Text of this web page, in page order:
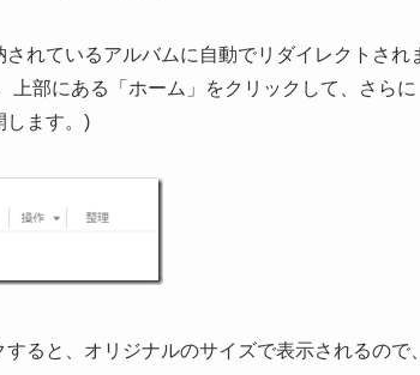
「右クリック」→「プロパティ」で表示されるア
ください。